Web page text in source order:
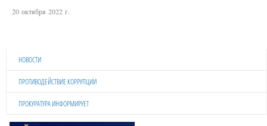
20 октября 2022 г.
НОВОСТИ
ПРОТИВОДЕЙСТВИЕ КОРРУПЦИИ
ПРОКУРАТУРА ИНФОРМИРУЕТ